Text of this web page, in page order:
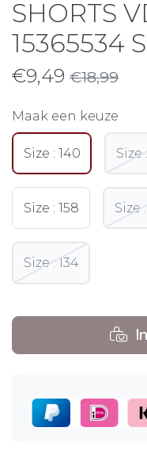
SHORTS
15365534
€9,49 €18,99
Maak een keuze
Size : 140 Size
Size : 158 Size
Size : 134